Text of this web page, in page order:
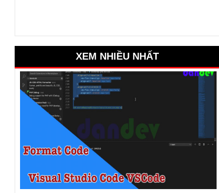
XEM NHIỀU NHẤT